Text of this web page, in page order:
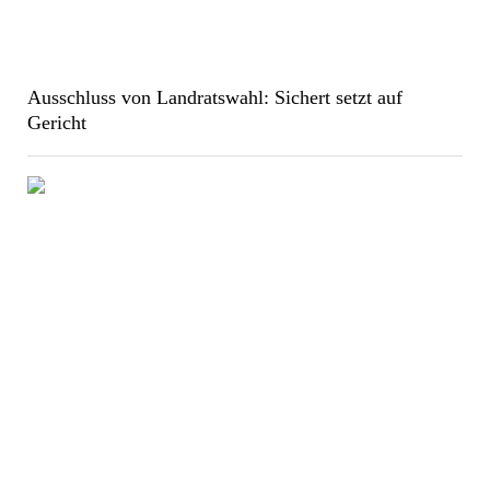
Ausschluss von Landratswahl: Sichert setzt auf
Gericht